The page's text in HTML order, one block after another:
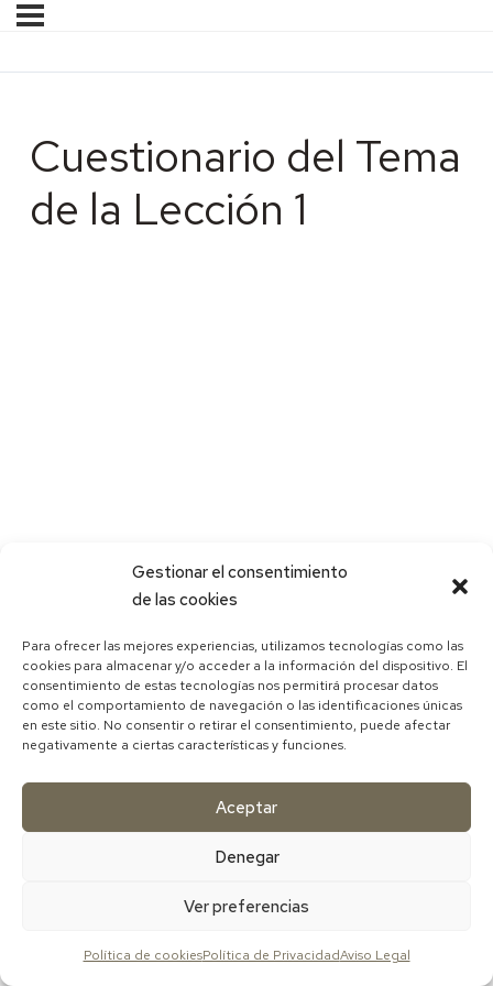
Gestionar el consentimiento
de las cookies
Para ofrecer las mejores experiencias, utilizamos tecnologías como las
cookies para almacenar y/o acceder a la información del dispositivo. El
consentimiento de estas tecnologías nos permitirá procesar datos
como el comportamiento de navegación o las identificaciones únicas
en este sitio. No consentir o retirar el consentimiento, puede afectar
negativamente a ciertas características y funciones.
Aceptar
Denegar
Ver preferencias
Política de cookiesPolítica de PrivacidadAviso Legal
Cuestionario del Tema
de la Lección 1